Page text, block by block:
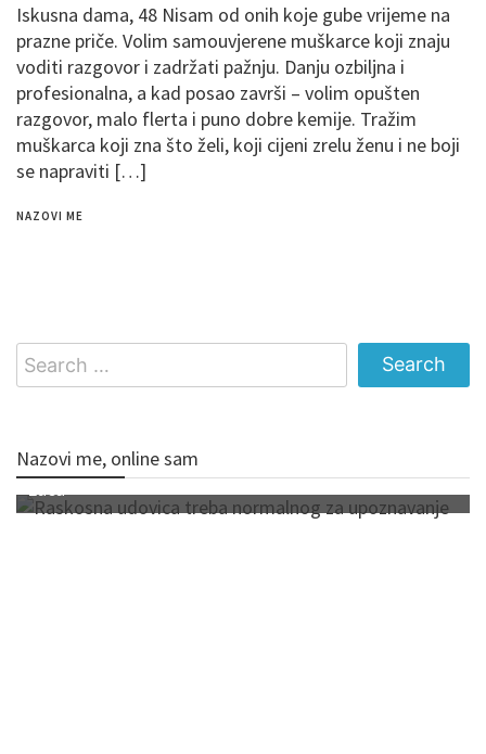
Iskusna dama, 48 Nisam od onih koje gube vrijeme na
prazne priče. Volim samouvjerene muškarce koji znaju
voditi razgovor i zadržati pažnju. Danju ozbiljna i
profesionalna, a kad posao završi – volim opušten
razgovor, malo flerta i puno dobre kemije. Tražim
muškarca koji zna što želi, koji cijeni zrelu ženu i ne boji
se napraviti […]
NAZOVI ME
Search
for:
Nazovi me, online sam
Luca